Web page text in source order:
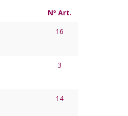
Nº Art.
16
3
14